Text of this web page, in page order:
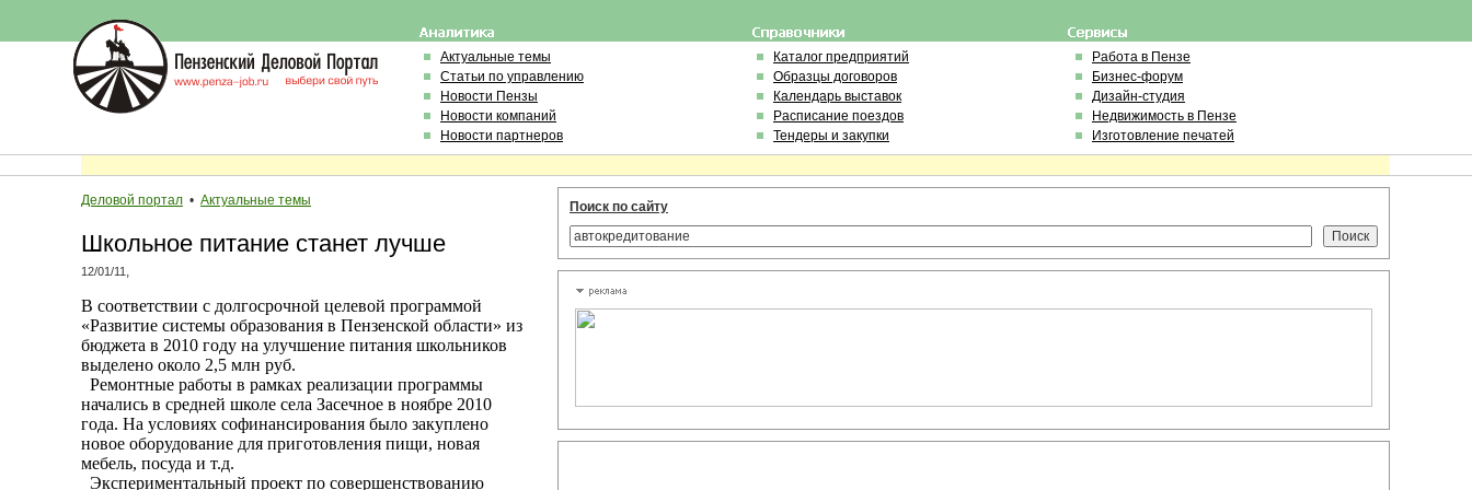
Актуальные темы
Статьи по управлению
Новости Пензы
Новости компаний
Новости партнеров
Каталог предприятий
Образцы договоров
Календарь выставок
Расписание поездов
Тендеры и закупки
Работа в Пензе
Бизнес-форум
Дизайн-студия
Недвижимость в Пензе
Изготовление печатей
Деловой портал • Актуальные темы
Школьное питание станет лучше
12/01/11 ,
В соответствии с долгосрочной целевой программой
«Развитие системы образования в Пензенской области» из
бюджета в 2010 году на улучшение питания школьников
выделено около 2,5 млн руб.
Ремонтные работы в рамках реализации программы
начались в средней школе села Засечное в ноябре 2010
года. На условиях софинансирования было закуплено
новое оборудование для приготовления пищи, новая
мебель, посуда и т.д.
Экспериментальный проект по совершенствованию
Поиск по сайту